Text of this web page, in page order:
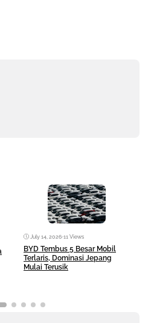
July 14, 2026•11 Views
BYD Tembus 5 Besar Mobil
Terlaris, Dominasi Jepang
Mulai Terusik